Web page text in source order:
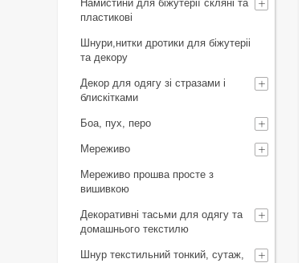
Намистини для біжутерії скляні та
пластикові
Шнури,нитки дротики для біжутеріі
та декору
Декор для одягу зі стразами і
блискітками
Боа, пух, перо
Мереживо
Мереживо прошва просте з
вишивкою
Декоративні тасьми для одягу та
домашнього текстилю
Шнур текстильний тонкий, сутаж,